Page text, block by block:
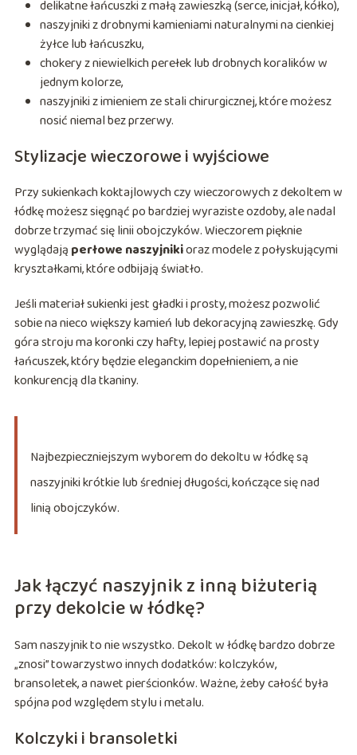
delikatne łańcuszki z małą zawieszką (serce, inicjał, kółko),
naszyjniki z drobnymi kamieniami naturalnymi na cienkiej
żyłce lub łańcuszku,
chokery z niewielkich perełek lub drobnych koralików w
jednym kolorze,
naszyjniki z imieniem ze stali chirurgicznej, które możesz
nosić niemal bez przerwy.
Stylizacje wieczorowe i wyjściowe
Przy sukienkach koktajlowych czy wieczorowych z dekoltem w
łódkę możesz sięgnąć po bardziej wyraziste ozdoby, ale nadal
dobrze trzymać się linii obojczyków. Wieczorem pięknie
wyglądają perłowe naszyjnikioraz modele z połyskującymi
kryształkami, które odbijają światło.
Jeśli materiał sukienki jest gładki i prosty, możesz pozwolić
sobie na nieco większy kamień lub dekoracyjną zawieszkę. Gdy
góra stroju ma koronki czy hafty, lepiej postawić na prosty
łańcuszek, który będzie eleganckim dopełnieniem, a nie
konkurencją dla tkaniny.
Najbezpieczniejszym wyborem do dekoltu w łódkę są
naszyjniki krótkie lub średniej długości, kończące się nad
linią obojczyków.
Jak łączyć naszyjnik z inną biżuterią
przy dekolcie w łódkę?
Sam naszyjnik to nie wszystko. Dekolt w łódkę bardzo dobrze
„znosi” towarzystwo innych dodatków: kolczyków,
bransoletek, a nawet pierścionków. Ważne, żeby całość była
spójna pod względem stylu i metalu.
Kolczyki i bransoletki